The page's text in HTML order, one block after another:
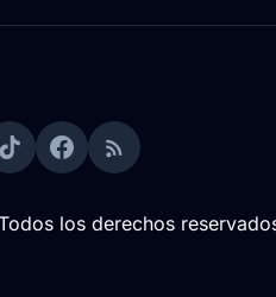
los derechos